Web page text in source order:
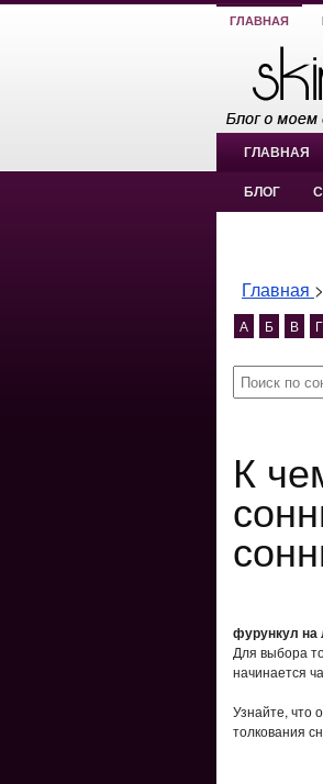
ГЛАВНАЯ
ГЛАВНАЯ
БЛОГ
Главная >
А Б В Г
К чему снится фурункул на лице в
фурункул на
Для выбора
начинается
Узнайте, что
толкования